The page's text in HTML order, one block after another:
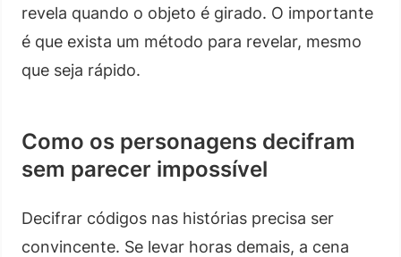
revela quando o objeto é girado. O importante
é que exista um método para revelar, mesmo
que seja rápido.
Como os personagens decifram
sem parecer impossível
Decifrar códigos nas histórias precisa ser
convincente. Se levar horas demais, a cena